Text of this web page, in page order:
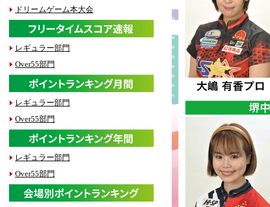
ドリームゲーム本大会
レギュラー部門
Over55部門
レギュラー部門
Over55部門
レギュラー部門
Over55部門